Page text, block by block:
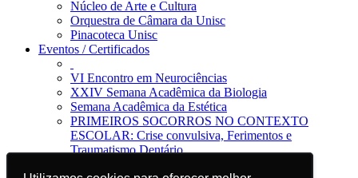
Núcleo de Arte e Cultura
Orquestra de Câmara da Unisc
Pinacoteca Unisc
Eventos / Certificados
VI Encontro em Neurociências
XXIV Semana Acadêmica da Biologia
Semana Acadêmica da Estética
PRIMEIROS SOCORROS NO CONTEXTO
ESCOLAR: Crise convulsiva, Ferimentos e
Traumatismo Dentário